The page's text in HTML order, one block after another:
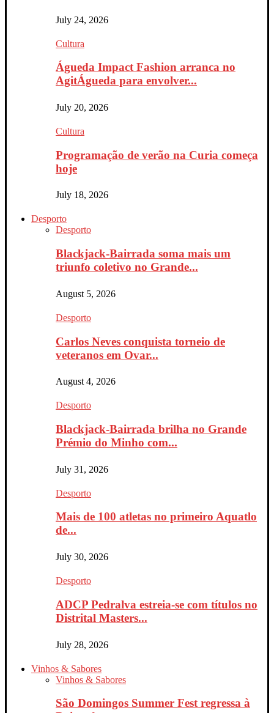
July 24, 2026
Cultura
Águeda Impact Fashion arranca no
AgitÁgueda para envolver...
July 20, 2026
Cultura
Programação de verão na Curia começa
hoje
July 18, 2026
Desporto
Desporto
Blackjack-Bairrada soma mais um
triunfo coletivo no Grande...
August 5, 2026
Desporto
Carlos Neves conquista torneio de
veteranos em Ovar...
August 4, 2026
Desporto
Blackjack-Bairrada brilha no Grande
Prémio do Minho com...
July 31, 2026
Desporto
Mais de 100 atletas no primeiro Aquatlo
de...
July 30, 2026
Desporto
ADCP Pedralva estreia-se com títulos no
Distrital Masters...
July 28, 2026
Vinhos & Sabores
Vinhos & Sabores
São Domingos Summer Fest regressa à